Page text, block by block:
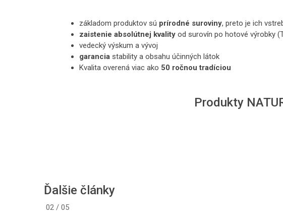
základom produktov sú prírodné suroviny, preto je ich
zaistenie absolútnej kvality od surovín po hotové výrobky
vedecký výskum a vývoj
garancia stability a obsahu účinných látok
Kvalita overená viac ako 50 ročnou tradíciou
Produkty
Ďalšie články
02 / 05